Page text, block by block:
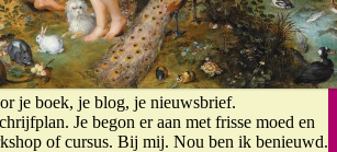
je boek, je blog, je nieuwsbrief.
Je begon er aan met frisse moed en
of cursus. Bij mij. Nou ben ik benieuwd.